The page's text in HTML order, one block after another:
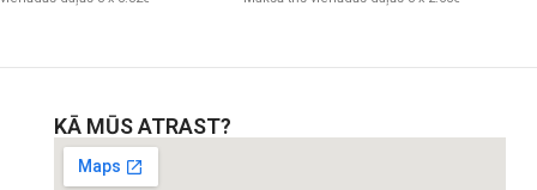
KĀ MŪS ATRAST?